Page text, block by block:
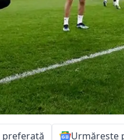
preferată Urmărește